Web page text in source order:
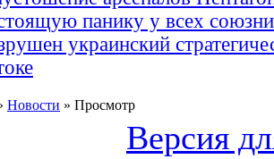
панику у всех
украинский
Новости » Просмотр
Версия